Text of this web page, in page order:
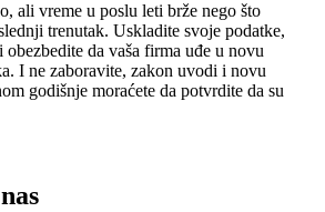
ali vreme u poslu leti brže nego što
trenutak. Uskladite svoje podatke,
da vaša firma uđe u novu
I ne zaboravite, zakon uvodi i novu
godišnje moraćete da potvrdite da su